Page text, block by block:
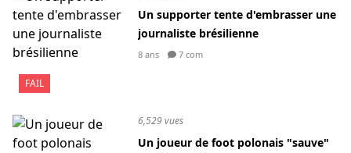
FAIL
Un supporter tente d'embrasser une
journaliste brésilienne
8 ans 7 com
6,529 vues
Un joueur de foot polonais "sauve"